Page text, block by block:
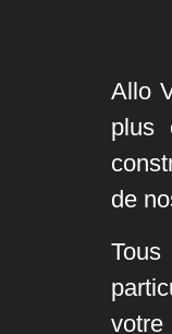
Allo
plus
de
Tous